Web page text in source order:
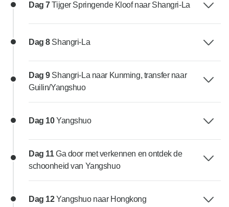
Dag 7Tijger Springende Kloof naar Shangri-La
Dag 8 Shangri-La
Dag 9 Shangri-La naar Kunming, transfer naar
Guilin/Yangshuo
Dag 10Yangshuo
Dag 11Ga door met verkennen en ontdek de
schoonheid van Yangshuo
Dag 12Yangshuo naar Hongkong